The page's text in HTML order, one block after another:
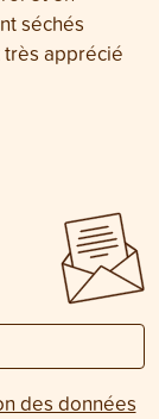
séchés
très apprécié
des données